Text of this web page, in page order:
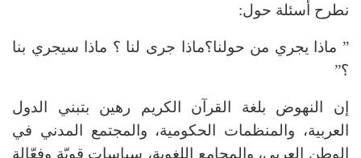
نطرح أسئلة حول:
” ماذا يجري من حولنا؟ماذا جرى لنا ؟ ماذا سيجري بنا
؟”
إن النهوض بلغة القرآن الكريم رهين بتبني الدول
العربية، والمنظمات الحكومية، والمجتمع المدني في
الوطن العربي، والمجامع اللغوية، سياسات قويّة وفعّالة